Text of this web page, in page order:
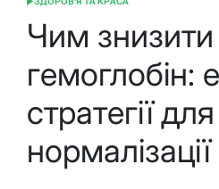
ОПУБЛІКУВАТИ
Чим знизити
гемоглобін:
стратегії для
нормалізації